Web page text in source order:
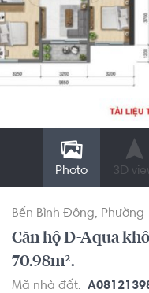
Photo 3D
Bến Bình Đông Phường
Căn hộ D-Aqua
70.98m².
Mã nhà đất: